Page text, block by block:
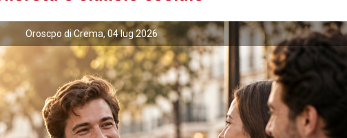
Oroscpo di Crema, 04 lug 2026